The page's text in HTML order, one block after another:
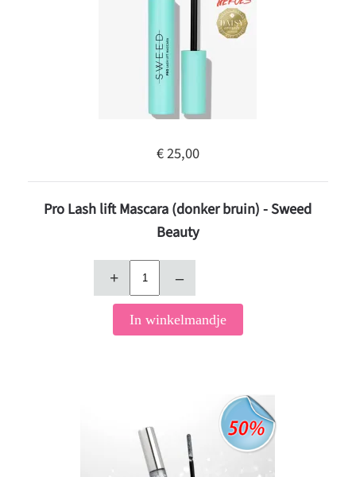
€ 25,00
Pro Lash lift Mascara (donker bruin) - Sweed
Beauty
+ –
In winkelmandje